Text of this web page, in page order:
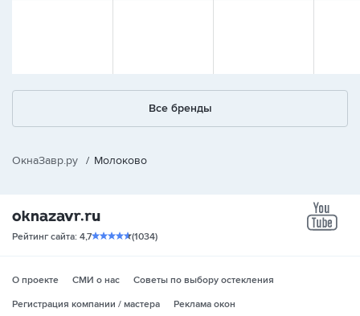
Все бренды
ОкнаЗавр.ру / Молоково
Рейтинг сайта: 4,7 (1034)
О проекте СМИ о нас
Советы по выбору остекления
Регистрация компании / мастера
Реклама окон